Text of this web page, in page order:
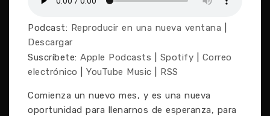
Podcast: Reproducir en una nueva ventana
Descargar
Suscríbete: Apple Podcasts Spotify
Correo
electrónico
YouTube Music RSS
Comienza un nuevo mes, y es una nueva
oportunidad para llenarnos de esperanza, para